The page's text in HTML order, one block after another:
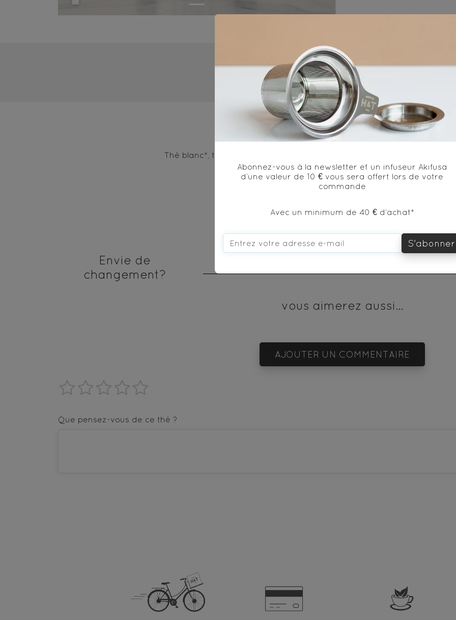
4-6mn 80°C 1
Ingrédients
Thé blanc*, thé vert au jasmin*, pétales de rose*, arôme naturel de
Envie de
changement?
vous aimerez aussi...
AJOUTER UN COMMENTAIRE
star
—
—
stars
Que pensez-vous de ce thé ?
Abonnez-vous à la newsletter et un infuseur Akifusa
d’une valeur de 10 € vous sera offert lors de votre
commande
Avec un minimum de 40 € d’achat*
S'abonner